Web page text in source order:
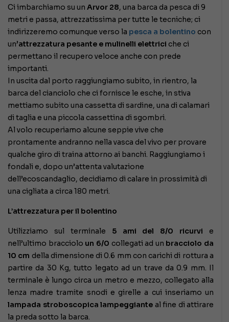
Ci imbarchiamo su un Arvor 28, una barca da pesca di 9
metri e passa, attrezzatissima per tutte le tecniche; ci
indirizzeremo comunque verso la pesca a bolentino con
un’attrezzatura pesante e mulinelli elettrici che ci
permettano il recupero veloce anche con prede
importanti.
In uscita dal porto raggiungiamo subito, in rientro, la
barca del cianciolo che ci fornisce le esche, in stiva
mettiamo subito una cassetta di sardine, una di calamari
di taglia e una piccola cassettina di sgombri.
Al volo recuperiamo alcune seppie vive che
prontamente andranno nella vasca del vivo per provare
qualche giro di traina attorno ai banchi. Raggiungiamo i
fondali e, dopo un’attenta valutazione
dell’ecoscandaglio, decidiamo di calare in prossimità di
una cigliata a circa 180 metri.
L’attrezzatura per il bolentino
Utilizziamo sul terminale 5 ami del 8/0 ricurvi e
nell’ultimo bracciolo un 6/0 collegati ad un bracciolo da
10 cm della dimensione di 0.6 mm con carichi di rottura a
partire da 30 Kg, tutto legato ad un trave da 0.9 mm. Il
terminale è lungo circa un metro e mezzo, collegato alla
lenza madre tramite snodi e girelle a cui inseriamo un
lampada stroboscopica lampeggiante al fine di attirare
la preda sotto la barca.